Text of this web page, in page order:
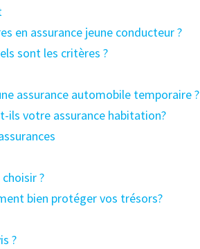
en assurance jeune conducteur ?
sont les critères ?
assurance automobile temporaire ?
ils votre assurance habitation?
?
bien protéger vos trésors?
?